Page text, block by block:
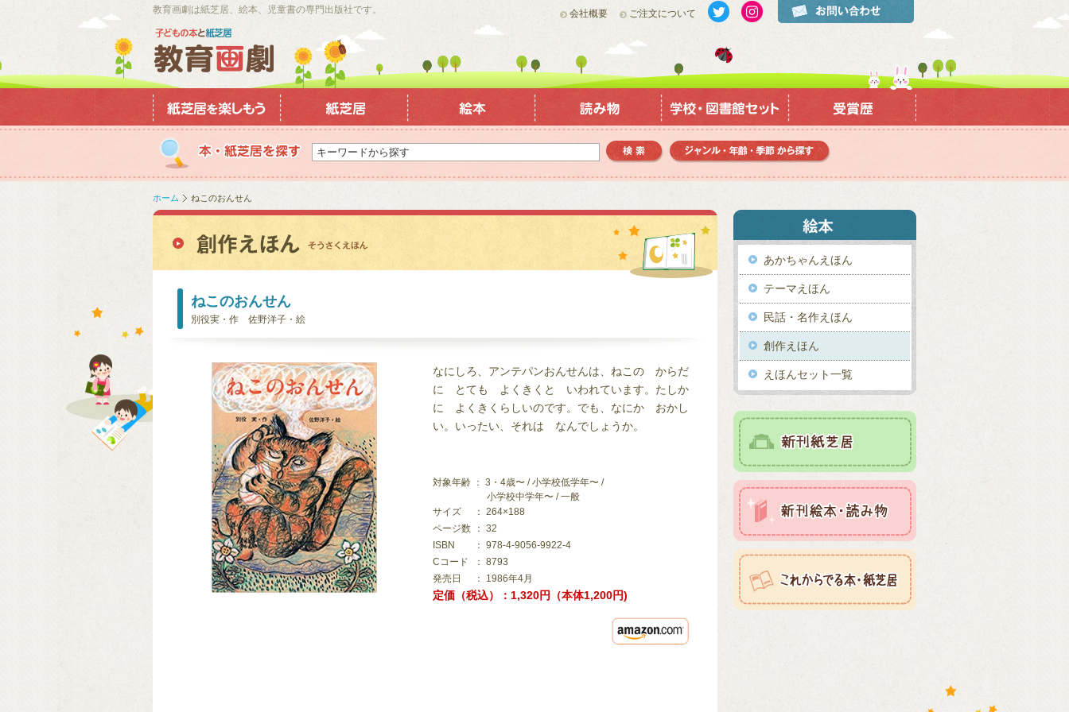
教育画劇は紙芝居、絵本、児童書の専門出版社です。 会社概要 ご注文について
ホーム ねこのおんせん
ねこのおんせん
別役実・作 佐野洋子・絵
なにしろ、アンテパンおんせんは、ねこの からだ
に とても よくきくと いわれています。たしか
に よくきくらしいのです。でも、なにか おかし
い。いったい、それは なんでしょうか。
対象年齢 ： 3・4歳〜 / 小学校低学年〜 /
小学校中学年〜 / 一般
サイズ
： 264×188
ページ数
： 32
ISBN
： 978-4-9056-9922-4
Cコード
： 8793
発売日
： 1986年4月
定価（税込）：1,320円（本体1,200円)
あかちゃんえほん
テーマえほん
民話・名作えほん
創作えほん
えほんセット一覧